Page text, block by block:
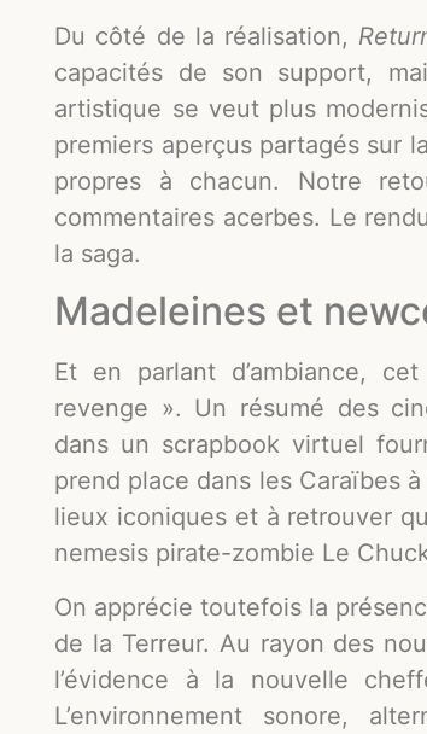
Du côté de la réalisation,
capacités de son support,
artistique se veut plus
premiers aperçus partagés sur
propres à chacun. Notre
commentaires acerbes. Le
la saga.
Madeleines et
Et en parlant d’ambiance,
revenge ». Un résumé des
dans un scrapbook virtuel
prend place dans les Caraïbes
lieux iconiques et à retrouver
nemesis pirate-zombie Le
On apprécie toutefois la
de la Terreur. Au rayon des
l’évidence à la nouvelle
L’environnement sonore,